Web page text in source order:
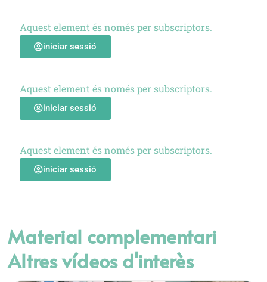
Aquest element és només per subscriptors.
iniciar sessió
Aquest element és només per subscriptors.
iniciar sessió
Aquest element és només per subscriptors.
iniciar sessió
Material complementari
Altres vídeos d'interès